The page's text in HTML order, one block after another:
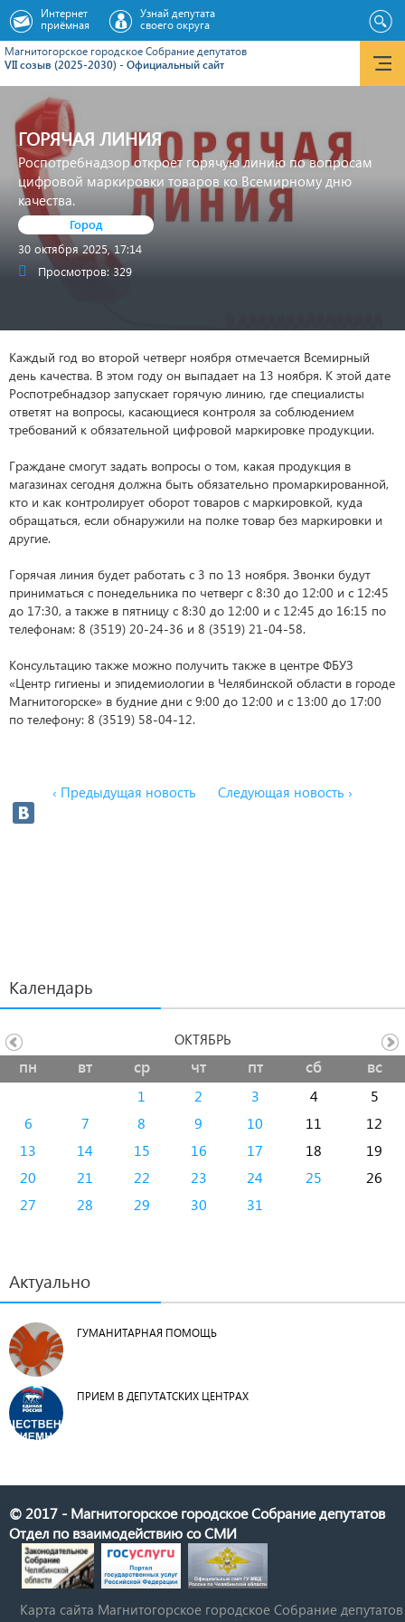
Магнитогорское городское Cобрание депутатов
VII созыв (2025-2030) - Официальный сайт
Интернет
приёмная
Узнай депутата
своего округа
ГОРЯЧАЯ ЛИНИЯ
Роспотребнадзор откроет горячую линию по вопросам
цифровой маркировки товаров ко Всемирному дню
качества.
Город
30 октября 2025, 17:14
Просмотров: 329
Каждый год во второй четверг ноября отмечается Всемирный
день качества. В этом году он выпадает на 13 ноября. К этой дате
Роспотребнадзор запускает горячую линию, где специалисты
ответят на вопросы, касающиеся контроля за соблюдением
требований к обязательной цифровой маркировке продукции.
Граждане смогут задать вопросы о том, какая продукция в
магазинах сегодня должна быть обязательно промаркированной,
кто и как контролирует оборот товаров с маркировкой, куда
обращаться, если обнаружили на полке товар без маркировки и
другие.
Горячая линия будет работать с 3 по 13 ноября. Звонки будут
приниматься с понедельника по четверг с 8:30 до 12:00 и с 12:45
до 17:30, а также в пятницу с 8:30 до 12:00 и с 12:45 до 16:15 по
телефонам: 8 (3519) 20-24-36 и 8 (3519) 21-04-58.
Консультацию также можно получить также в центре ФБУЗ
«Центр гигиены и эпидемиологии в Челябинской области в городе
Магнитогорске» в будние дни с 9:00 до 12:00 и с 13:00 до 17:00
по телефону: 8 (3519) 58-04-12.
‹ Предыдущая новость Следующая новость ›
Календарь
пн вт ср чт пт сб вс
1 2 3 4
5
6
7 8 9 10 11
12
13
14 15 16 17 18
19
20
21 22 23 24 25
26
27
28 29 30 31
ОКТЯБРЬ
Актуально
ГУМАНИТАРНАЯ ПОМОЩЬ
ПРИЕМ В ДЕПУТАТСКИХ ЦЕНТРАХ
© 2017 - Магнитогорское городское Собрание депутатов
Отдел по взаимодействию со СМИ
Карта сайта Магнитогорское городское Cобрание депутатов